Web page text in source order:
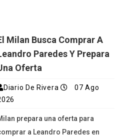
Milan Busca Comprar A
Paredes Y Prepara
Oferta
Diario De Rivera
07 Ago
prepara una oferta para
a Leandro Paredes en